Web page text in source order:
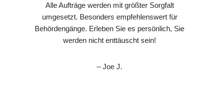
Alle Aufträge werden mit größter Sorgfalt
umgesetzt. Besonders empfehlenswert für
Behördengänge. Erleben Sie es persönlich, Sie
werden nicht enttäuscht sein!
– Joe J.